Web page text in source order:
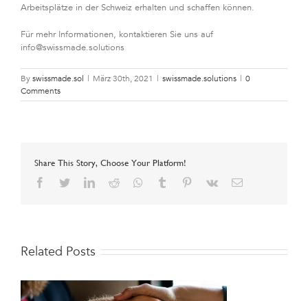
Arbeitsplätze in der Schweiz erhalten und schaffen können.
Für mehr Informationen, kontaktieren Sie uns auf
info@swissmade.solutions
Byswissmade.sol | März 30th, 2021 | swissmade.solutions | 0
Comments
Share This Story, Choose Your Platform!
Facebook
TwitterLinkedIn
Reddit Whatsapp
Tumblr Pinterest
Vk Email
Related Posts